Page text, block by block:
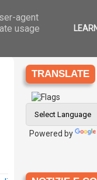
Eziologia
TRANSLATE
Powered by
agent
usage